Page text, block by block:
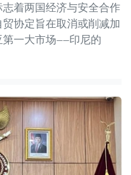
志着两国经济与安全合作
协定旨在取消或削减加
一大市场——印尼的